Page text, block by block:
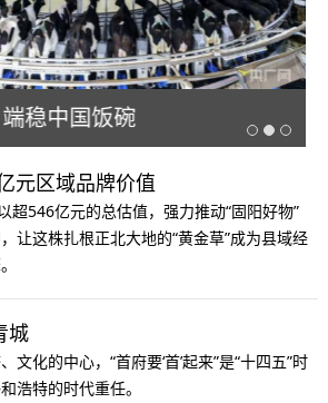
稳中国饭碗
元区域品牌价值
超546亿元的总估值，强力推动“固阳好物”
让这株扎根正北大地的“黄金草”成为县域经
城
文化的中心，“首府要‘首’起来”是“十四五”时
浩特的时代重任。